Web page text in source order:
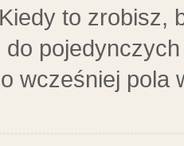
to zrobisz,
do
wcześniej pola